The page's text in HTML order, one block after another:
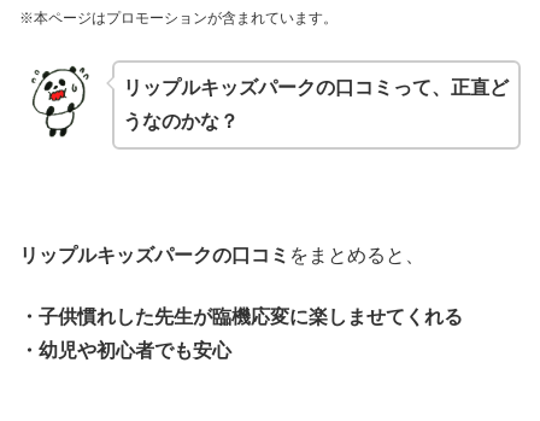
※本ページはプロモーションが含まれています。
リップルキッズパークの口コミって、正直ど
うなのかな？
リップルキッズパークの口コミ をまとめると、
・子供慣れした先生が臨機応変に楽しませてくれる
・幼児や初心者でも安心